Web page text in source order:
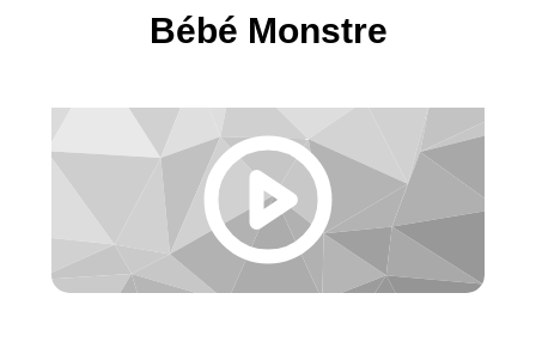
Bébé Monstre